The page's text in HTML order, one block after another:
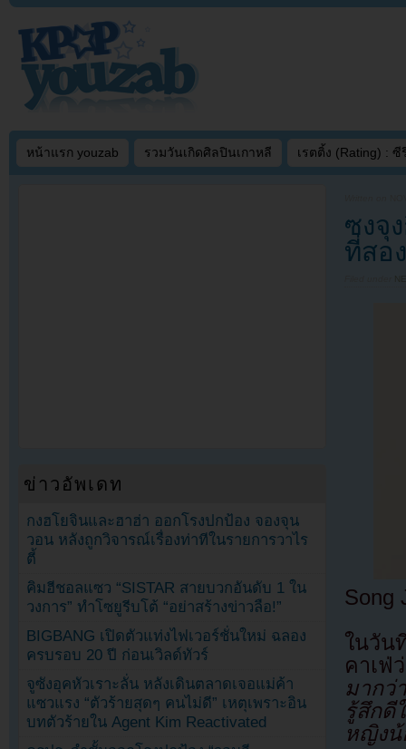
หน้าแรก youzab รวมวันเกิดศิลปินเกาหลี เรตติ้ง (Rating) : ซี
ซงจุ
ที่สอง
Song
ในวัน
คาเ
มาก
รู้สึกดี
หญิงน้
ข่าวอัพเดท
กงฮโยจินและฮาฮ่า ออกโรงปกป้อง จองจุน
วอน หลังถูกวิจารณ์เรื่องท่าทีในรายการวาไร
ตี้
คิมฮีชอลแซว “SISTAR สายบวกอันดับ 1 ใน
วงการ” ทำโซยูรีบโต้ “อย่าสร้างข่าวลือ!”
BIGBANG เปิดตัวแท่งไฟเวอร์ชั่นใหม่ ฉลอง
ครบรอบ 20 ปี ก่อนเวิลด์ทัวร์
จูซังอุคหัวเราะลั่น หลังเดินตลาดเจอแม่ค้า
แซวแรง “ตัวร้ายสุดๆ คนไม่ดี” เหตุเพราะอิน
บทตัวร้ายใน Agent Kim Reactivated